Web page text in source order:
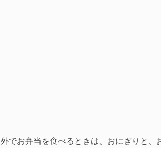
外でお弁当を食べるときは、おにぎりと